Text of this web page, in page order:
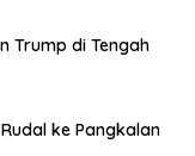
Trump di Tengah
ke Pangkalan